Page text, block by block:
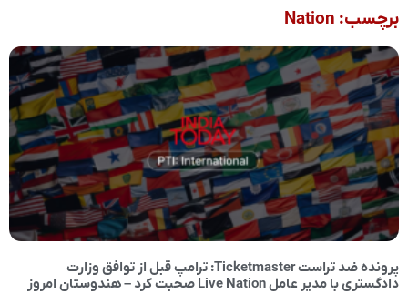
برچسب: Nation
پرونده ضد تراست Ticketmaster: ترامپ قبل از توافق وزارت
دادگستری با مدیر عامل Live Nation صحبت کرد – هندوستان امروز